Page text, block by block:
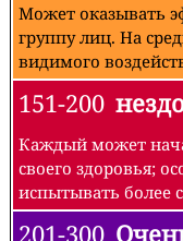
Может оказывать
группу лиц. На
видимого
151-200
Каждый может
своего здоровья;
испытывать более
201-300